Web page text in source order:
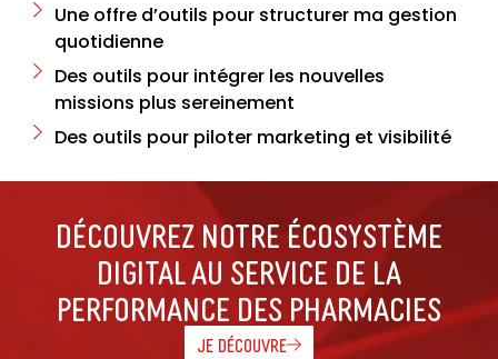
Une offre d’outils pour structurer ma gestion
quotidienne
Des outils pour intégrer les nouvelles
missions plus sereinement
Des outils pour piloter marketing et visibilité
Découvrez notre écosystème
digital au service de la
performance des pharmacies
JE DÉCOUVRE